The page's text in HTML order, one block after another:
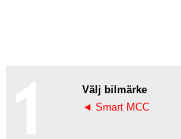
Välj bilmärke
◄ Smart MCC